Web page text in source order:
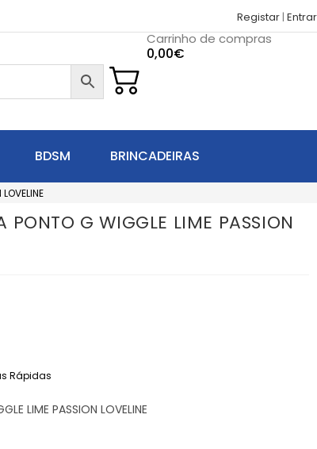
Registar| Entrar
Carrinho de compras
0,00€
BDSM BRINCADEIRAS
PONTO G WIGGLE LIME PASSION
Rápidas
LIME PASSION LOVELINE